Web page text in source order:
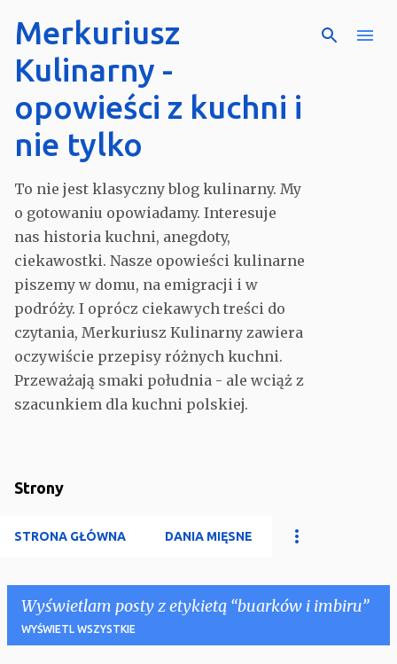
Merkuriusz
Kulinarny -
opowieści z kuchni i
nie tylko
To nie jest klasyczny blog kulinarny. My
o gotowaniu opowiadamy. Interesuje
nas historia kuchni, anegdoty,
ciekawostki. Nasze opowieści kulinarne
piszemy w domu, na emigracji i w
podróży. I oprócz ciekawych treści do
czytania, Merkuriusz Kulinarny zawiera
oczywiście przepisy różnych kuchni.
Przeważają smaki południa - ale wciąż z
szacunkiem dla kuchni polskiej.
Strony
STRONA GŁÓWNA DANIA MIĘSNE
Wyświetlam posty z etykietą buarków i imbiru
WYŚWIETL WSZYSTKIE